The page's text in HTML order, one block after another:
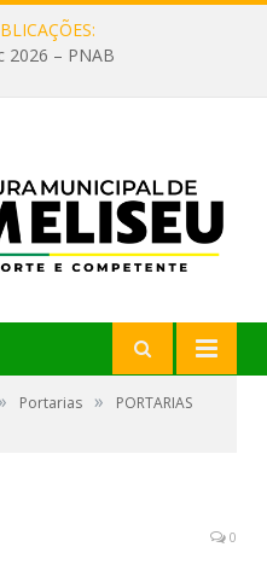
2026 – PNAB
Portarias »
PORTARIAS
0